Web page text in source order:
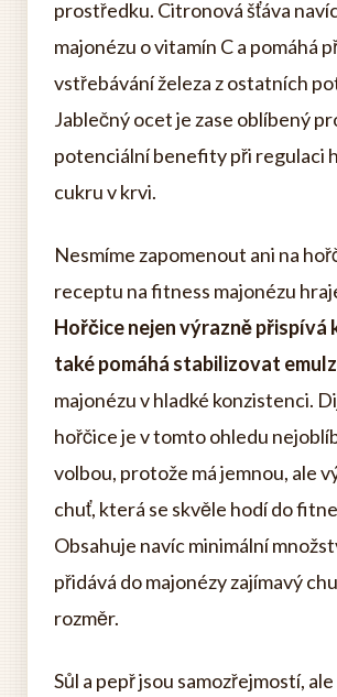
prostředku. Citronová šťáva
majonézu o vitamín C a pomáhá
vstřebávání železa z ostatních
Jablečný ocet je zase oblíbený
potenciální benefity při regulaci
cukru v krvi.
Nesmíme zapomenout ani na
receptu na fitness majonézu
Hořčice nejen výrazně přispívá
také pomáhá stabilizovat
majonézu v hladké konzistenci.
hořčice je v tomto ohledu
volbou, protože má jemnou, ale
chuť, která se skvěle hodí do
Obsahuje navíc minimální
přidává do majonézy zajímavý
rozměr.
Sůl a pepř jsou samozřejmostí,